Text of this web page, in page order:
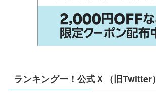
ランキングー！公式Ｘ（旧Twitter）